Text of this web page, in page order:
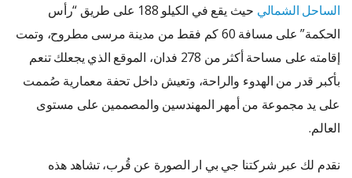
الساحل الشمالي
حيث يقع في الكيلو 188 على طريق “رأس
الحكمة” على مسافة 60 كم فقط من مدينة مرسى مطروح، وتمت
إقامته على مساحة أكثر من 278 فدان، الموقع الذي يجعلك تنعم
بأكبر قدر من الهدوء والراحة، وتعيش داخل تحفة معمارية صُممت
على يد مجموعة من أمهر المهندسين والمصممين على مستوى
العالم.
نقدم لك عبر شركتنا جي بي ار الصورة عن قُرب، تشاهد هذه